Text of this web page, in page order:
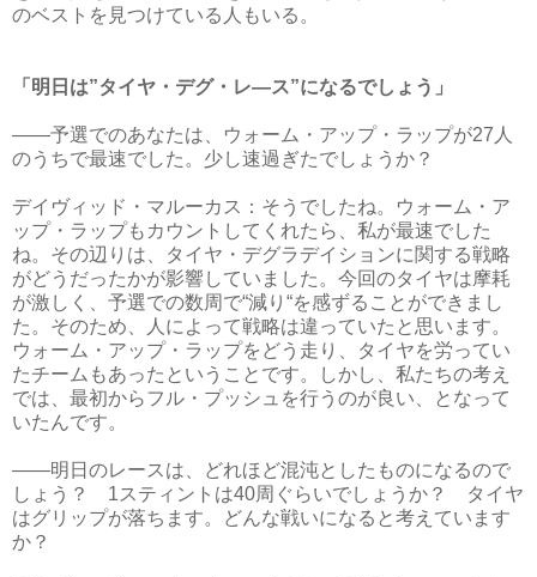
のベストを見つけている人もいる。
「明日は”タイヤ・デグ・レ―ス”になるでしょう」
――予選でのあなたは、ウォーム・アップ・ラップが27人
のうちで最速でした。少し速過ぎたでしょうか？
デイヴィッド・マルーカス：そうでしたね。ウォーム・ア
ップ・ラップもカウントしてくれたら、私が最速でした
ね。その辺りは、タイヤ・デグラデイションに関する戦略
がどうだったかが影響していました。今回のタイヤは摩耗
が激しく、予選での数周で“減り“を感ずることができまし
た。そのため、人によって戦略は違っていたと思います。
ウォーム・アップ・ラップをどう走り、タイヤを労ってい
たチームもあったということです。しかし、私たちの考え
では、最初からフル・プッシュを行うのが良い、となって
いたんです。
――明日のレースは、どれほど混沌としたものになるので
しょう？ 1スティントは40周ぐらいでしょうか？ タイヤ
はグリップが落ちます。どんな戦いになると考えています
か？